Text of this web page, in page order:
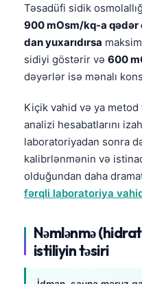
Təsadüfi sidik
900 mOsm/kq-a qədər
dan yuxarıdırsa
sidiyi göstərir və 600
dəyərlər isə mənalı
Kiçik vahid və ya metod
analizi hesabatlarını
laboratoriyadan sonra
kalibrlənmənin və
olduğundan daha
fərqli laboratoriya
Nəmlənmə
istiliyin təsiri
ພາສາລາວ
Cebuano
ئۇيغۇرچە
Кыргызча
Татар теле
Беларуская мова
Esperanto
Frysk
Ślōnskŏ gŏdka
Norsk bokmål